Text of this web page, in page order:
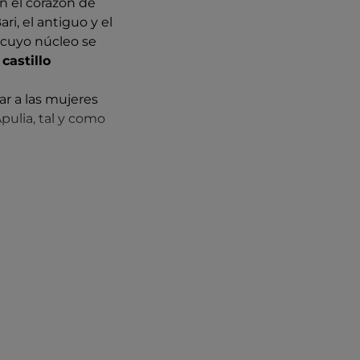
te hará soñar.
el antiguo y el
cuyo núcleo se
castillo
a las mujeres
tal y como
a San Nicolás
para
ricos platos